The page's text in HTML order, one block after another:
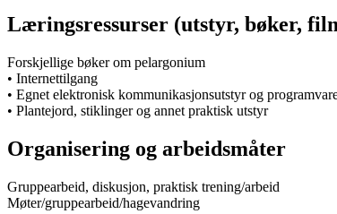
Læringsressurser (utstyr, bøker,
Forskjellige bøker om pelargonium
• Internettilgang
• Egnet elektronisk kommunikasjonsutstyr og
• Plantejord, stiklinger og annet praktisk utstyr
Organisering og arbeidsmåter
Gruppearbeid, diskusjon, praktisk trening/arbeid
Møter/gruppearbeid/hagevandring